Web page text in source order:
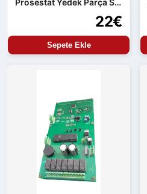
Prosestat Yedek Parça Su
22€
Sepete Ekle